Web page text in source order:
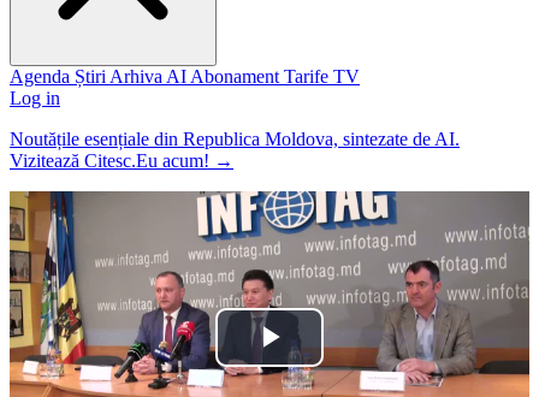
Agenda Știri Arhiva AI Abonament Tarife TV
Log in
Noutățile esențiale din Republica Moldova, sintezate de AI.
Vizitează Citesc.Eu acum! →
Play